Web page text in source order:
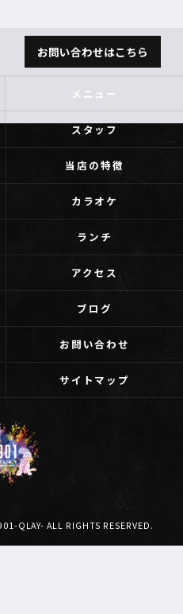
お問い合わせはこちら
メニュー
スタッフ
当店の特徴
カラオケ
ランチ
アクセス
ブログ
お問い合わせ
サイトマップ
QLAY- ALL RIGHTS RESERVED.